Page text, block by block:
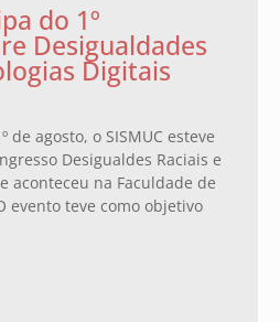
do 1º
Desigualdades
Digitais
de agosto, o SISMUC esteve
Desigualdes Raciais e
aconteceu na Faculdade de
evento teve como objetivo